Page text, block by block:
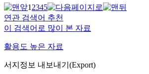
12345
연관 검색어 추천
이 검색어로 많이 본 자료
활용도 높은 자료
서지정보 내보내기(Export)